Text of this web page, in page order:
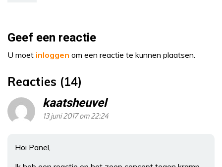
Geef een reactie
U moet inloggen om een reactie te kunnen plaatsen.
Reacties (14)
kaatsheuvel
13 juni 2017 om 22:24
Hoi Panel,